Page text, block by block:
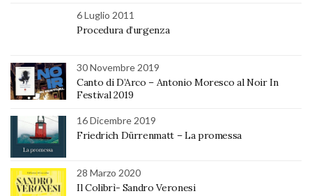
6 Luglio 2011
Procedura d’urgenza
30 Novembre 2019
Canto di D’Arco – Antonio Moresco al Noir In
Festival 2019
16 Dicembre 2019
Friedrich Dürrenmatt – La promessa
28 Marzo 2020
Il Colibrì- Sandro Veronesi